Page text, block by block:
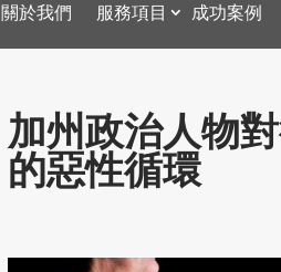
關於我們 服務項目 成功案例
加州政治人物
的惡性循環